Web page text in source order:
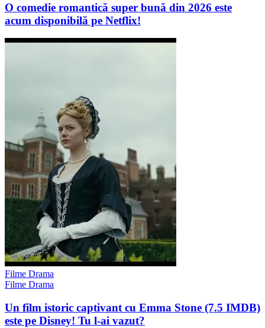
O comedie romantică super bună din 2026 este
acum disponibilă pe Netflix!
Filme Drama
Filme Drama
Un film istoric captivant cu Emma Stone (7.5 IMDB)
este pe Disney! Tu l-ai vazut?